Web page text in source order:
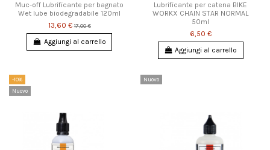
Muc-off Lubrificante per bagnato
Wet lube biodegradabile 120ml
13,60 € 17,00 €
Aggiungi al carrello
Lubrificante per catena BIKE
WORKX CHAIN STAR NORMAL
50ml
6,50 €
Aggiungi al carrello
-10%
Nuovo
Nuovo